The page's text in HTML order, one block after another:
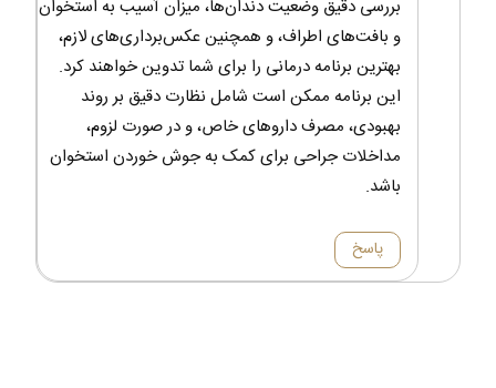
بررسی دقیق وضعیت دندان‌ها، میزان آسیب به استخوان
و بافت‌های اطراف، و همچنین عکس‌برداری‌های لازم،
بهترین برنامه درمانی را برای شما تدوین خواهند کرد.
این برنامه ممکن است شامل نظارت دقیق بر روند
بهبودی، مصرف داروهای خاص، و در صورت لزوم،
مداخلات جراحی برای کمک به جوش خوردن استخوان
باشد.
پاسخ